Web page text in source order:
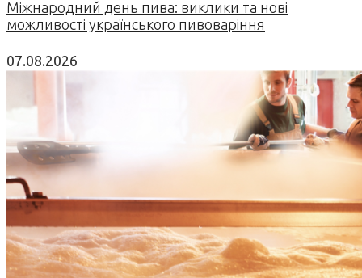
Міжнародний день пива: виклики та нові
можливості українського пивоваріння
07.08.2026